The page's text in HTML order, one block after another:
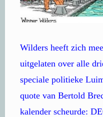
Wilders heeft zich
uitgelaten over alle
speciale politieke
quote van Bertold
kalender scheurde: